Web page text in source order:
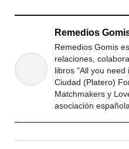
Remedios
Remedios Gomis
relaciones,
libros "All you need
Ciudad (Platero)
Matchmakers y
asociación